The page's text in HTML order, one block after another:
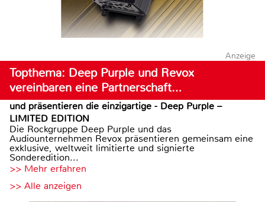
Anzeige
Topthema: Deep Purple und Revox
vereinbaren eine Partnerschaft…
und präsentieren die einzigartige - Deep Purple –
LIMITED EDITION
Die Rockgruppe Deep Purple und das
Audiounternehmen Revox präsentieren gemeinsam eine
exklusive, weltweit limitierte und signierte
Sonderedition...
>> Mehr erfahren
>> Alle anzeigen